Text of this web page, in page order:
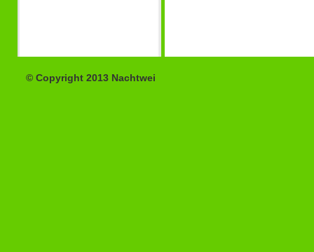
© Copyright 2013 Nachtwei